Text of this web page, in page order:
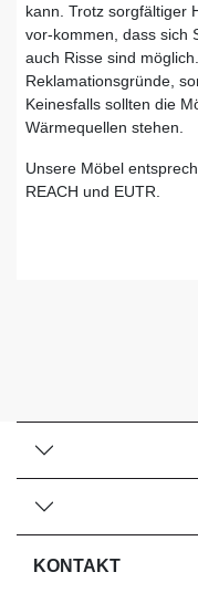
kann. Trotz sorgfältiger
vor-kommen, dass sich
auch Risse sind
Reklamationsgründe,
Keinesfalls sollten die
Wärmequellen stehen.
Unsere Möbel
REACH und EUTR.
KONTAKT